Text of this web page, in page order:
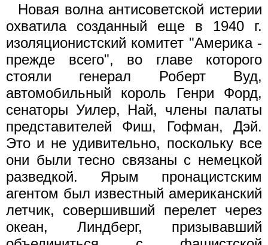
Новая волна антисоветской истерии
охватила созданный еще в 1940 г.
изоляционистский комитет "Америка -
прежде всего", во главе которого
стояли генерал Роберт Вуд,
автомобильный король Генри Форд,
сенаторы Уилер, Най, члены палаты
представителей Фиш, Гофман, Дэй.
Это и не удивительно, поскольку все
они были тесно связаны с немецкой
разведкой. Ярым пронацистским
агентом был известный американский
летчик, совершивший перелет через
океан, Линдберг, призывавший